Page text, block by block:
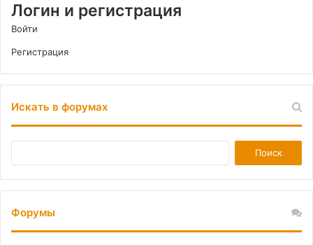
Логин и регистрация
Войти
Регистрация
Искать в форумах
Форумы